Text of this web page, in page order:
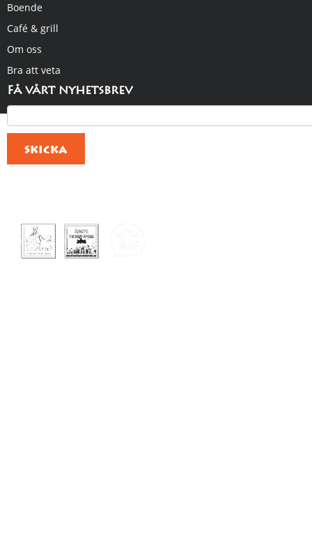
Boende
Café & grill
Om oss
Bra att veta
Få vårt nyhetsbrev